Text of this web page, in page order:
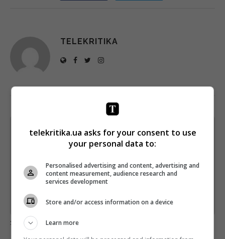
TELEKRITIKA
Щотижневий лист з найцікавішим.
Пишемо з любов'ю
!
*
Предоставлено SendPulse
загрузка...
telekritika.ua asks for your consent to use
your personal data to:
Personalised advertising and content, advertising and
content measurement, audience research and
services development
Store and/or access information on a device
Learn more